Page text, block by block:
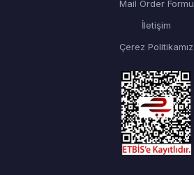
Mail Order Formu
İletişim
Çerez Politikamız